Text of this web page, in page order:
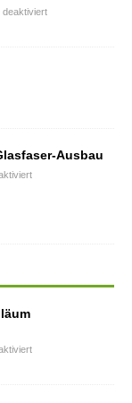
deaktiviert
Ausbau